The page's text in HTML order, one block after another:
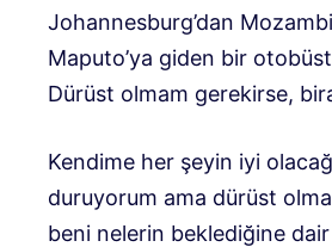
Johannesburg’dan
Maputo’ya giden bir
Dürüst olmam gerekirse,
Kendime her şeyin iyi
duruyorum ama dürüst
beni nelerin beklediğine